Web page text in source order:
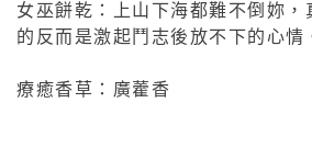
女巫餅乾：上山下海都難不倒妳，
的反而是激起鬥志後放不下的心情
療癒香草：廣藿香